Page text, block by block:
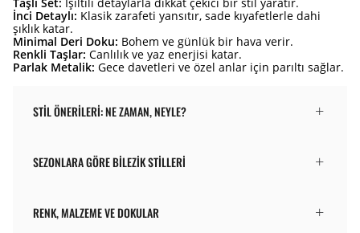
İnci Detaylı: Klasik zarafeti yansıtır, sade kıyafetlerle dahi
şıklık katar.
Minimal Deri Doku: Bohem ve günlük bir hava verir.
Renkli Taşlar: Canlılık ve yaz enerjisi katar.
Parlak Metalik: Gece davetleri ve özel anlar için parıltı sağlar.
STIL ÖNERILERI: NE ZAMAN, NEYLE?
SEZONLARA GÖRE BILEZIK STILLERI
RENK, MALZEME VE DOKULAR